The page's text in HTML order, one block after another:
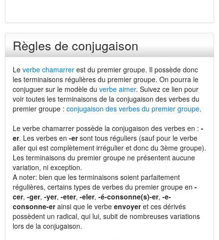
Règles de conjugaison
Le verbe chamarrer est du premier groupe. Il possède donc
les terminaisons régulières du premier groupe. On pourra le
conjuguer sur le modèle du verbe aimer. Suivez ce lien pour
voir toutes les terminaisons de la conjugaison des verbes du
premier groupe : conjugaison des verbes du premier groupe.
Le verbe chamarrer possède la conjugaison des verbes en : -
er. Les verbes en -ersont tous réguliers (sauf pour le verbe
aller qui est complètement irrégulier et donc du 3ème groupe).
Les terminaisons du premier groupe ne présentent aucune
variation, ni exception.
A noter: bien que les terminaisons soient parfaitement
régulières, certains types de verbes du premier groupe en -
cer, -ger, -yer, -eter, -eler, -é-consonne(s)-er, -e-
consonne-erainsi que le verbe envoyeret ces dérivés
possèdent un radical, qui lui, subit de nombreuses variations
lors de la conjugaison.